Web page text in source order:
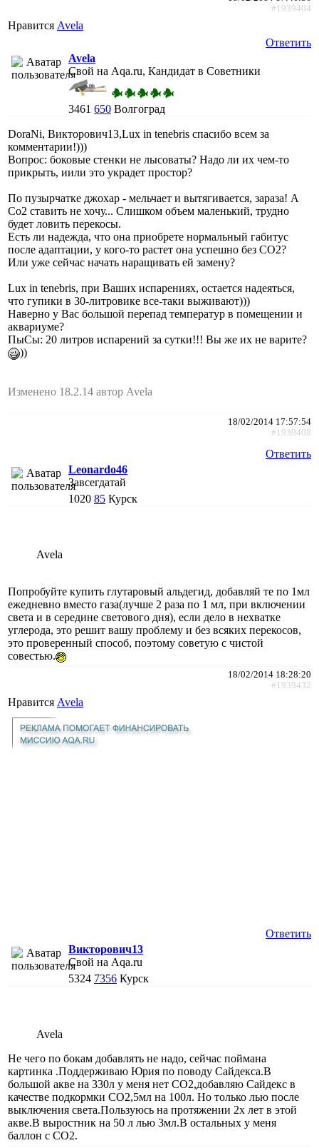
#1939404
Нравится Avela
Ответить
Avela
Свой на Aqa.ru, Кандидат в Советники
3461 650 Волгоград
DoraNi, Викторович13,Lux in tenebris спасибо всем за
комментарии!)))
Вопрос: боковые стенки не лысоваты? Надо ли их чем-то
прикрыть, иили это украдет простор?
По пузырчатке джохар - мельчает и вытягивается, зараза! А
Со2 ставить не хочу... Слишком объем маленький, трудно
будет ловить перекосы.
Есть ли надежда, что она приобрете нормальный габитус
после адаптации, у кого-то растет она успешно без СО2?
Или уже сейчас начать наращивать ей замену?
Lux in tenebris, при Ваших испарениях, остается надеяться,
что гупики в 30-литровике все-таки выживают)))
Наверно у Вас большой перепад температур в помещении и
аквариуме?
ПыСы: 20 литров испарений за сутки!!! Вы же их не варите?
))
Изменено 18.2.14 автор Avela
18/02/2014 17:57:54
#1939408
Ответить
Leonardo46
Завсегдатай
1020 85 Курск
Avela
Попробуйте купить глутаровый альдегид, добавляй те по 1мл
ежедневно вместо газа(лучше 2 раза по 1 мл, при включении
света и в середине светового дня), если дело в нехватке
углерода, это решит вашу проблему и без всяких перекосов,
это проверенный способ, поэтому советую с чистой
совестью.
18/02/2014 18:28:20
#1939432
Нравится Avela
Ответить
Викторович13
Свой на Aqa.ru
5324 7356 Курск
Avela
Не чего по бокам добавлять не надо, сейчас поймана
картинка .Поддерживаю Юрия по поводу Сайдекса.В
большой акве на 330л у меня нет СО2,добавляю Сайдекс в
качестве подкормки СО2,5мл на 100л. Но только лью после
выключения света.Пользуюсь на протяжении 2х лет в этой
акве.В выростник на 50 л лью 3мл.В остальных у меня
баллон с СО2.